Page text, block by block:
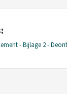
- Bijlage 2 -